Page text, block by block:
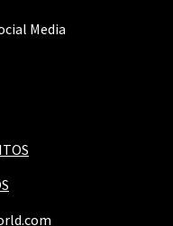
Media